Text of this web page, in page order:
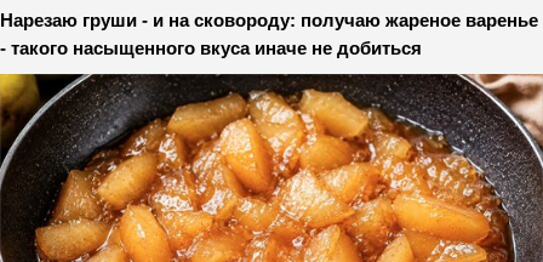
Нарезаю груши - и на сковороду: получаю жареное варенье
- такого насыщенного вкуса иначе не добиться